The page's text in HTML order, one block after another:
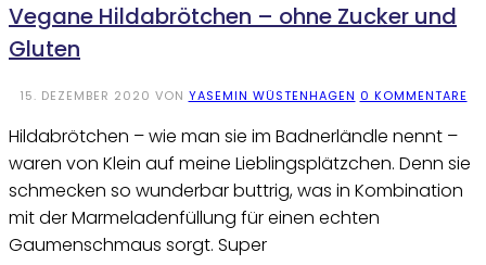
Vegane Hildabrötchen – ohne Zucker und
Gluten
15. DEZEMBER 2020 VON YASEMIN WÜSTENHAGEN 0 KOMMENTARE
Hildabrötchen – wie man sie im Badnerländle nennt –
waren von Klein auf meine Lieblingsplätzchen. Denn sie
schmecken so wunderbar buttrig, was in Kombination
mit der Marmeladenfüllung für einen echten
Gaumenschmaus sorgt. Super